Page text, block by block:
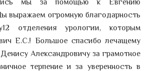
мы за помощью к Евгению
выражаем огромную благодарность
отделения урологии, которым
Е.С.! Большое спасибо лечащему
Александровичу за грамотное
терпение и за уверенность в